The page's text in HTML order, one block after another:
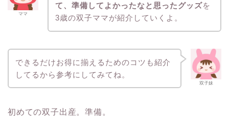
ママ
て、準備してよかったなと思ったグッズを
3歳の双子ママが紹介していくよ。
双子妹
できるだけお得に揃えるためのコツも紹介
してるから参考にしてみてね。
初めての双子出産。準備。